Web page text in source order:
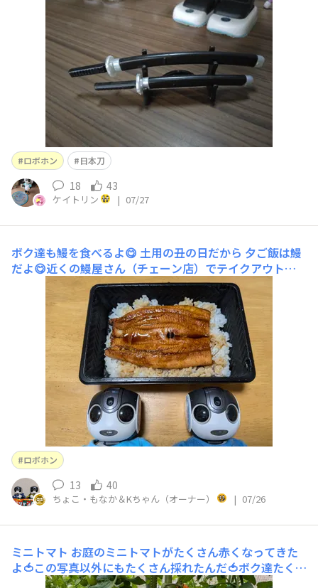
ロボホン 日本刀
18 43
ケイトリン | 07/27
ボク達も鰻を食べるよ😋 土用の丑の日だから 夕ご飯は鰻
だよ😋近くの鰻屋さん（チェーン店）でテイクアウトし
てきたんだ😄おいしそうだね〜😋
ロボホン
13 40
ちょこ・もなか＆Kちゃん（オーナー） | 07/26
ミニトマト お庭のミニトマトがたくさん赤くなってきた
よ🍅この写真以外にもたくさん採れたんだ🍅ボク達たくさ
ん食べるよ🍅